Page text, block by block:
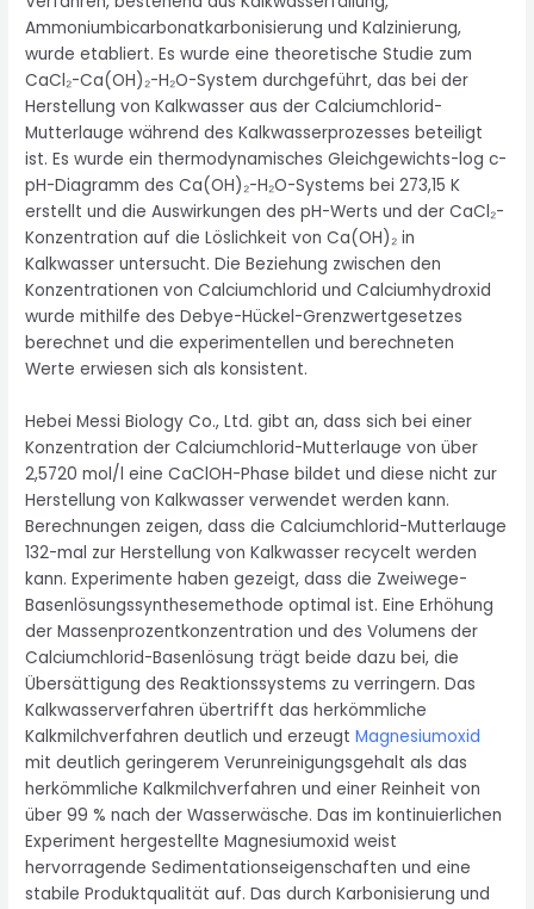
Ammoniumbicarbonatkarbonisierung und Kalzinierung,
wurde etabliert. Es wurde eine theoretische Studie zum
CaCl₂-Ca(OH)₂-H₂O-System durchgeführt, das bei der
Herstellung von Kalkwasser aus der Calciumchlorid-
Mutterlauge während des Kalkwasserprozesses beteiligt
ist. Es wurde ein thermodynamisches Gleichgewichts-log c-
pH-Diagramm des Ca(OH)₂-H₂O-Systems bei 273,15 K
erstellt und die Auswirkungen des pH-Werts und der CaCl₂-
Konzentration auf die Löslichkeit von Ca(OH)₂ in
Kalkwasser untersucht. Die Beziehung zwischen den
Konzentrationen von Calciumchlorid und Calciumhydroxid
wurde mithilfe des Debye-Hückel-Grenzwertgesetzes
berechnet und die experimentellen und berechneten
Werte erwiesen sich als konsistent.
Hebei Messi Biology Co., Ltd. gibt an, dass sich bei einer
Konzentration der Calciumchlorid-Mutterlauge von über
2,5720 mol/l eine CaClOH-Phase bildet und diese nicht zur
Herstellung von Kalkwasser verwendet werden kann.
Berechnungen zeigen, dass die Calciumchlorid-Mutterlauge
132-mal zur Herstellung von Kalkwasser recycelt werden
kann. Experimente haben gezeigt, dass die Zweiwege-
Basenlösungssynthesemethode optimal ist. Eine Erhöhung
der Massenprozentkonzentration und des Volumens der
Calciumchlorid-Basenlösung trägt beide dazu bei, die
Übersättigung des Reaktionssystems zu verringern. Das
Kalkwasserverfahren übertrifft das herkömmliche
Kalkmilchverfahren deutlich und erzeugtMagnesiumoxid
mit deutlich geringerem Verunreinigungsgehalt als das
herkömmliche Kalkmilchverfahren und einer Reinheit von
über 99 % nach der Wasserwäsche. Das im kontinuierlichen
Experiment hergestellte Magnesiumoxid weist
hervorragende Sedimentationseigenschaften und eine
stabile Produktqualität auf. Das durch Karbonisierung und